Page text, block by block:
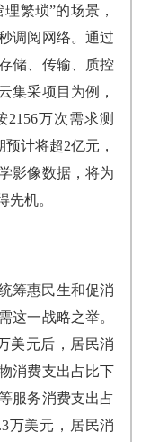
繁琐”的场景，
调阅网络。通过
储、传输、质控
集采项目为例，
2156万次需求测
计将超2亿元，
影像数据，将为
机。
筹惠民生和促消
这一战略之举。
美元后，居民消
消费支出占比下
服务消费支出占
万美元，居民消